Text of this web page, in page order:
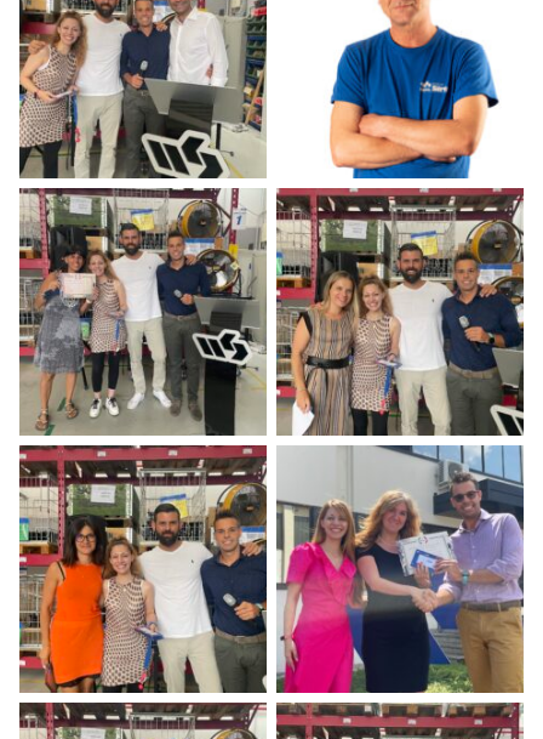
Deprecated
/home/a0129/domains/novasiria.it/public_html/wp-
content/themes/novasiria/templates/calendar.php
Aquarama Trade Fair
20 october 2022
Belgio
Deprecated
/home/a0129/domains/novasiria.it/public_html/wp-
content/themes/novasiria/templates/calendar.php
31
MWWD 2022
24 october 2022
Abu Dhabi
Deprecated
/home/a0129/domains/novasiria.it/public_html/wp-
content/themes/novasiria/templates/calendar.php
31
Aggiungi al calendario